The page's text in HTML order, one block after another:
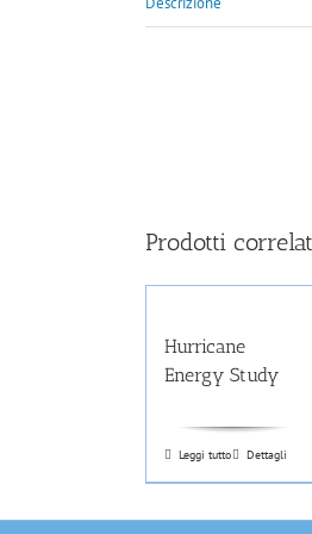
Prodotti
Hurricane
Energy Study
Leggi tutto Dettagli